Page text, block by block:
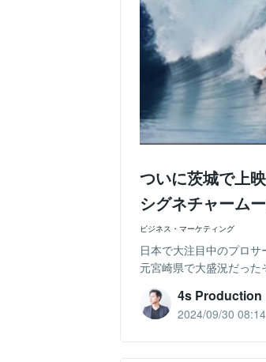
ついに茨城で上
シグネチャーム
ビジネス・マーケティング
日本で大注目中のプロ
元宮崎県で大盛況だっ
4s
2024/09/30 08:14